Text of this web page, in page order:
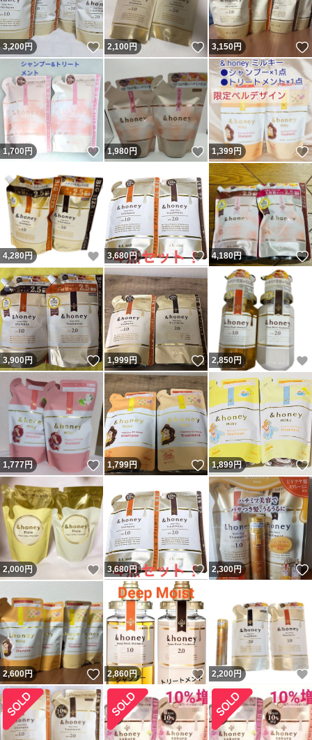
3,200円 いいね！
2,100円 いいね！
3,150円
1,700 円 いいね！
1,980円 いいね！
1,399円
4,280円 いいね！
3,680円 いいね！
4,180円
3,900円 いいね！
1,999円 いいね！
2,850円
1,777円 いいね！
1,799円 いいね！
1,899円
2,000円 いいね！
3,680円 いいね！
2,300円
2,600円 いいね！
2,860円 いいね！
2,200円